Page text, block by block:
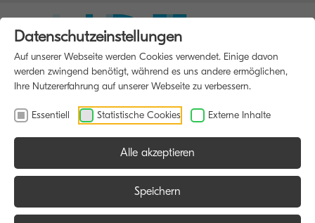
Datenschutzeinstellungen
Auf unserer Webseite werden Cookies verwendet. Einige davon
werden zwingend benötigt, während es uns andere ermöglichen,
Ihre Nutzererfahrung auf unserer Webseite zu verbessern.
Essentiell Statistische Cookies Externe Inhalte
Alle akzeptieren
Speichern